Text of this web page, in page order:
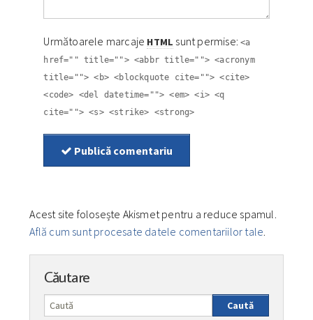
Următoarele marcaje HTML sunt permise:<a
href="" title=""> <abbr title=""> <acronym
title=""> <b> <blockquote cite=""> <cite>
<code> <del datetime=""> <em> <i> <q
cite=""> <s> <strike> <strong>
Publică comentariu
Acest site folosește Akismet pentru a reduce spamul.
Află cum sunt procesate datele comentariilor tale.
Căutare
Caută